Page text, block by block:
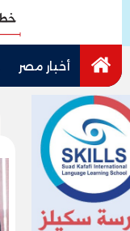
أخبار مصر